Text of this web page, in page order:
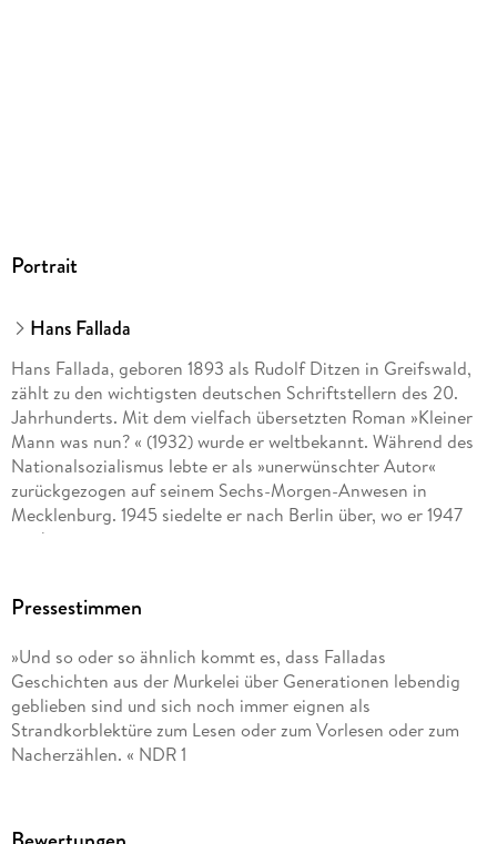
Portrait
Hans Fallada
Hans Fallada, geboren 1893 als Rudolf Ditzen in Greifswald,
zählt zu den wichtigsten deutschen Schriftstellern des 20.
Jahrhunderts. Mit dem vielfach übersetzten Roman »Kleiner
Mann was nun? « (1932) wurde er weltbekannt. Während des
Nationalsozialismus lebte er als »unerwünschter Autor«
zurückgezogen auf seinem Sechs-Morgen-Anwesen in
Mecklenburg. 1945 siedelte er nach Berlin über, wo er 1947
starb.
Pressestimmen
»Und so oder so ähnlich kommt es, dass Falladas
Geschichten aus der Murkelei über Generationen lebendig
geblieben sind und sich noch immer eignen als
Strandkorblektüre zum Lesen oder zum Vorlesen oder zum
Nacherzählen. « NDR 1